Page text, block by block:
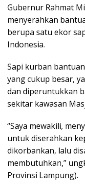
Gubernur Rahmat
menyerahkan
berupa satu ekor
Indonesia.
Sapi kurban
yang cukup besar,
dan diperuntukkan
sekitar kawasan
“Saya mewakili,
untuk diserahkan
dikorbankan, lalu
membutuhkan,”
Provinsi Lampung).